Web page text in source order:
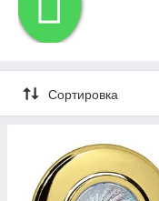
Сортировка